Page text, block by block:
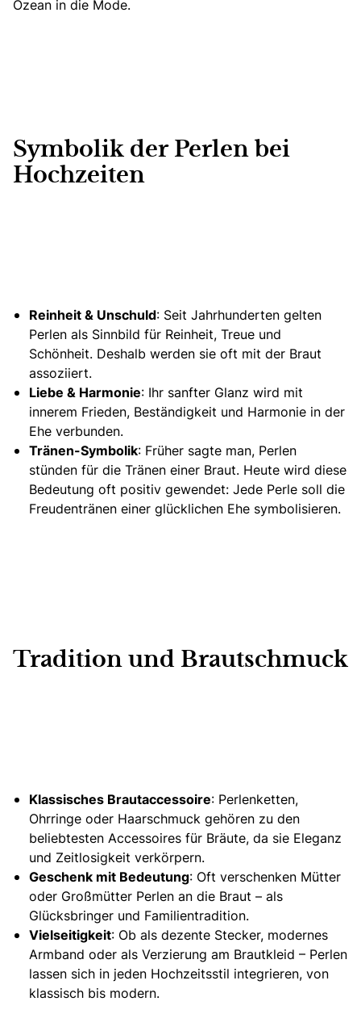
Ozean in die Mode.
Symbolik der Perlen bei
Hochzeiten
Reinheit & Unschuld: Seit Jahrhunderten gelten
Perlen als Sinnbild für Reinheit, Treue und
Schönheit. Deshalb werden sie oft mit der Braut
assoziiert.
Liebe & Harmonie: Ihr sanfter Glanz wird mit
innerem Frieden, Beständigkeit und Harmonie in der
Ehe verbunden.
Tränen-Symbolik: Früher sagte man, Perlen
stünden für die Tränen einer Braut. Heute wird diese
Bedeutung oft positiv gewendet: Jede Perle soll die
Freudentränen einer glücklichen Ehe symbolisieren.
Tradition und Brautschmuck
Klassisches Brautaccessoire: Perlenketten,
Ohrringe oder Haarschmuck gehören zu den
beliebtesten Accessoires für Bräute, da sie Eleganz
und Zeitlosigkeit verkörpern.
Geschenk mit Bedeutung: Oft verschenken Mütter
oder Großmütter Perlen an die Braut – als
Glücksbringer und Familientradition.
Vielseitigkeit: Ob als dezente Stecker, modernes
Armband oder als Verzierung am Brautkleid – Perlen
lassen sich in jeden Hochzeitsstil integrieren, von
klassisch bis modern.